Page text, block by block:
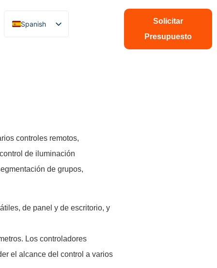
Spanish
English
Portuguese
Arabic
Indonesian
Solicitar
Presupuesto
controles remotos,
de iluminación
de grupos,
de panel y de escritorio, y
Los controladores
el alcance del control a varios